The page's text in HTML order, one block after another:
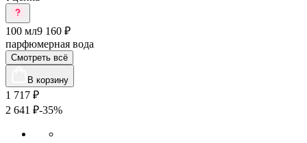
100 мл9 160 ₽
парфюмерная вода
Смотреть всё
В корзину
1 717 ₽
2 641 ₽-35%